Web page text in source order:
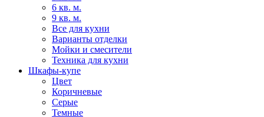
6 кв. м.
9 кв. м.
Все для кухни
Варианты отделки
Мойки и смесители
Техника для кухни
Шкафы-купе
Цвет
Коричневые
Серые
Темные